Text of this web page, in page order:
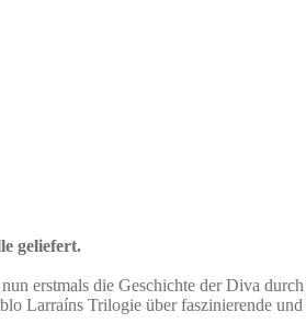
geliefert.
erstmals die Geschichte der Diva
Larraíns Trilogie über faszinierende